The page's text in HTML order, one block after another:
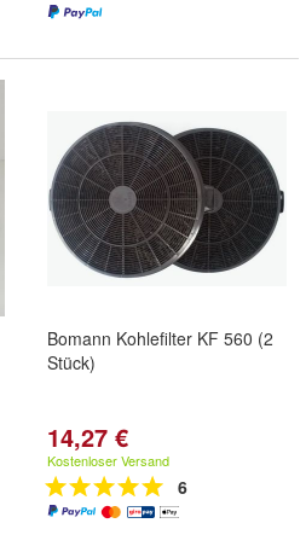
Bomann Kohlefilter KF 560 (2
Stück)
14,27 €
Kostenloser Versand
6